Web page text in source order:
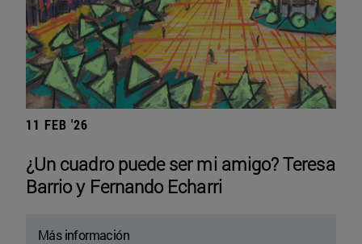
11 FEB '26
¿Un cuadro puede ser mi amigo? Teresa
Barrio y Fernando Echarri
Más información